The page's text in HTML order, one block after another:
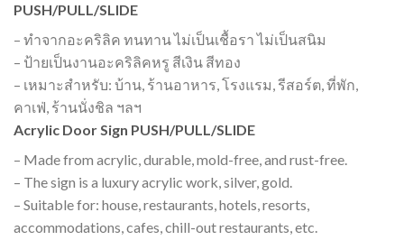
PUSH/PULL/SLIDE
– ทำจากอะคริลิค ทนทาน ไม่เป็นเชื้อรา ไม่เป็นสนิม
– ป้ายเป็นงานอะคริลิคหรู สีเงิน สีทอง
– เหมาะสำหรับ: บ้าน, ร้านอาหาร, โรงแรม, รีสอร์ต, ที่พัก,
คาเฟ่, ร้านนั่งชิล ฯลฯ
Acrylic Door Sign PUSH/PULL/SLIDE
– Made from acrylic, durable, mold-free, and rust-free.
– The sign is a luxury acrylic work, silver, gold.
– Suitable for: house, restaurants, hotels, resorts,
accommodations, cafes, chill-out restaurants, etc.